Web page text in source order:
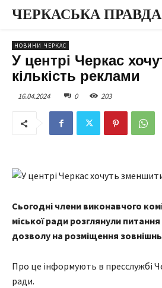
ЧЕРКАСЬКА ПРАВДА
НОВИНИ ЧЕРКАС
У центрі Черкас
кількість реклами
16.04.2024 0 203
Сьогодні члени виконавчого
міської ради розглянули
дозволу на розміщення
Про це інформують в пресслужбі
ради.